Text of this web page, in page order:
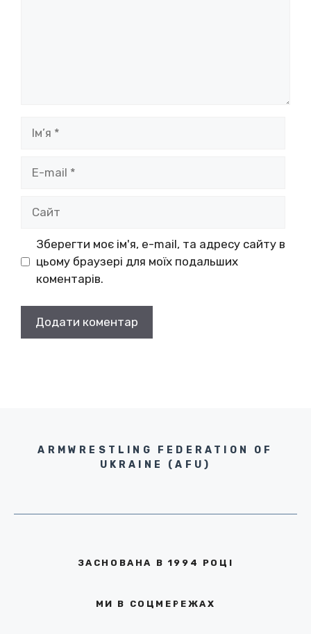
Зберегти моє ім'я, e-mail, та адресу сайту в
цьому браузері для моїх подальших
коментарів.
ARMWRESTLING FEDERATION OF
UKRAINE (AFU)
ЗАСНОВАНА В 1994 РОЦІ
МИ В СОЦМЕРЕЖАХ